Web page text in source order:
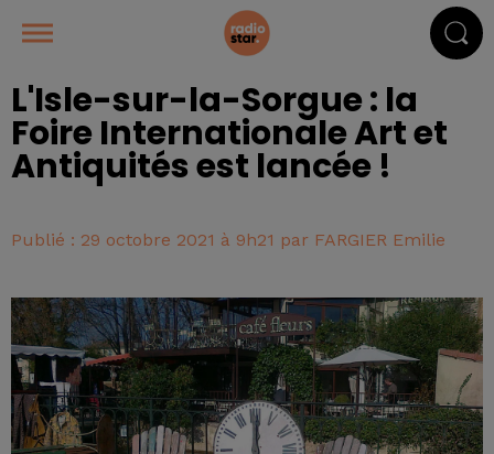
L'Isle-sur-la-Sorgue : la
Foire Internationale Art et
Antiquités est lancée !
Publié : 29 octobre 2021 à 9h21 par FARGIER Emilie